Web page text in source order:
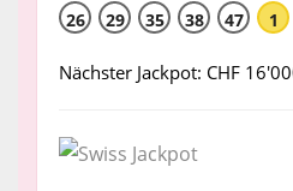
26 29 35 38 47 1
Nächster Jackpot: CHF